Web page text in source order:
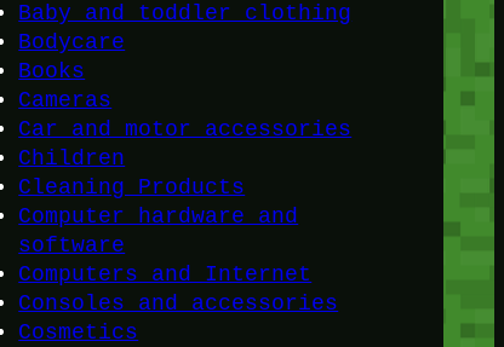
Baby and toddler clothing
Bodycare
Books
Cameras
Car and motor accessories
Children
Cleaning Products
Computer hardware and
software
Computers and Internet
Consoles and accessories
Cosmetics